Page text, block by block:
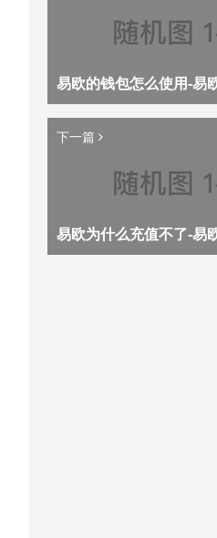
易欧的钱包怎么使用-易
下一篇
易欧为什么充值不了-易